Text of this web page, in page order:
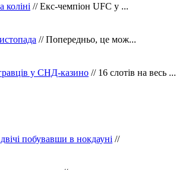
// Екс-чемпіон UFC у ...
// Попередньо, це мож...
у СНД-казино // 16 слотів на весь ...
побувавши в нокдауні //